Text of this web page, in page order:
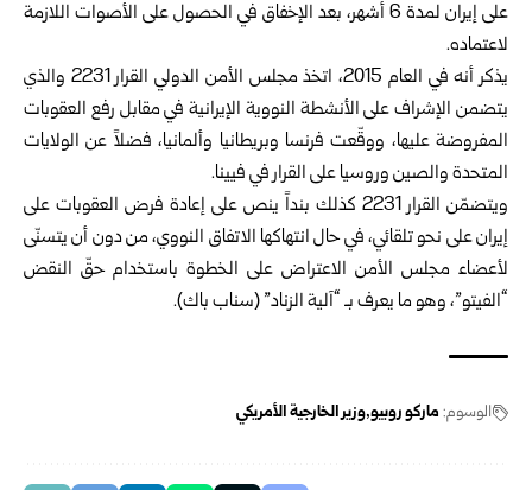
على إيران لمدة 6 أشهر، بعد الإخفاق في الحصول على الأصوات اللازمة
لاعتماده.
يذكر أنه في العام 2015، اتخذ مجلس الأمن الدولي القرار 2231 والذي
يتضمن الإشراف على الأنشطة النووية الإيرانية في مقابل رفع العقوبات
المفروضة عليها، ووقّعت فرنسا وبريطانيا وألمانيا، فضلاً عن الولايات
المتحدة والصين وروسيا على القرار في فيينا.
ويتضمّن القرار 2231 كذلك بنداً ينص على إعادة فرض العقوبات على
إيران على نحو تلقائي، في حال انتهاكها الاتفاق النووي، من دون أن يتسنّى
لأعضاء مجلس الأمن الاعتراض على الخطوة باستخدام حقّ النقض
“الفيتو”، وهو ما يعرف بـ “آلية الزناد” (سناب باك).
الوسوم: ماركو روبيو وزير الخارجية الأمريكي